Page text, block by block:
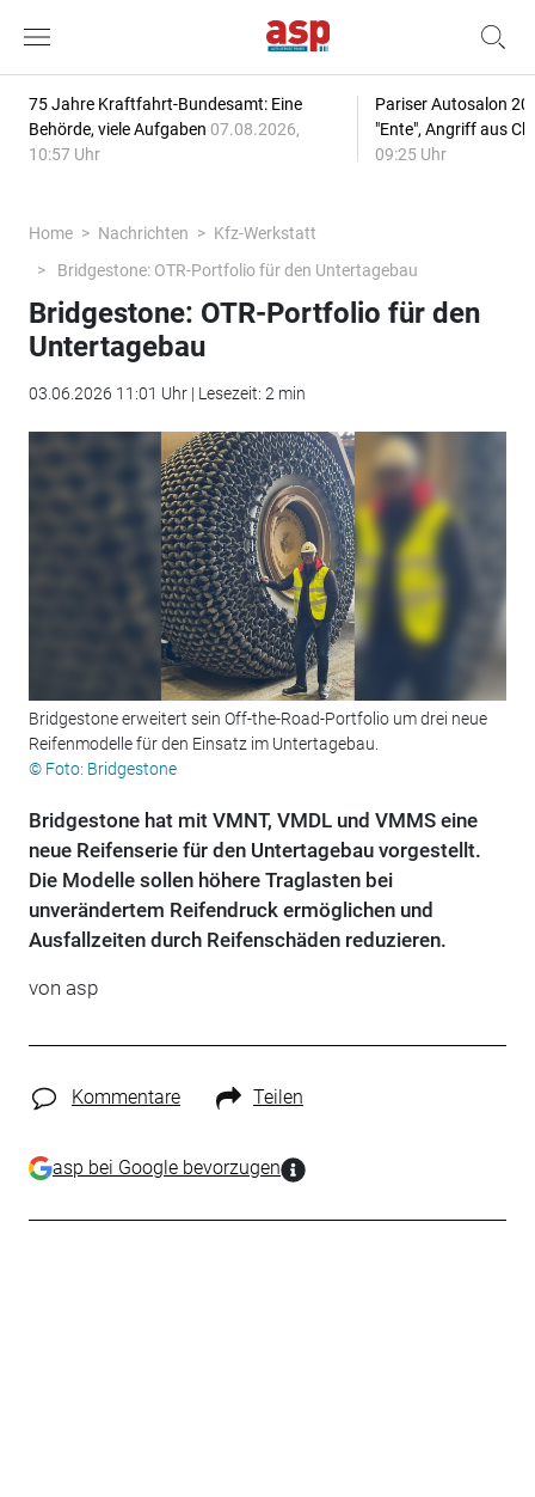
75 Jahre Kraftfahrt-Bundesamt: Eine
Behörde, viele Aufgaben 07.08.2026,
10:57 Uhr
Pariser Autosalon
"Ente", Angriff aus
09:25 Uhr
Home Nachrichten
Kfz-Werkstatt
Bridgestone: OTR-Portfolio für den Untertagebau
Bridgestone: OTR-Portfolio für den
Untertagebau
03.06.2026 11:01 Uhr | Lesezeit: 2 min
Bridgestone erweitert sein Off-the-Road-Portfolio um drei neue
Reifenmodelle für den Einsatz im Untertagebau.
© Foto: Bridgestone
Bridgestone hat mit VMNT, VMDL und VMMS eine
neue Reifenserie für den Untertagebau vorgestellt.
Die Modelle sollen höhere Traglasten bei
unverändertem Reifendruck ermöglichen und
Ausfallzeiten durch Reifenschäden reduzieren.
von asp
Kommentare Teilen
asp bei Google bevorzugen